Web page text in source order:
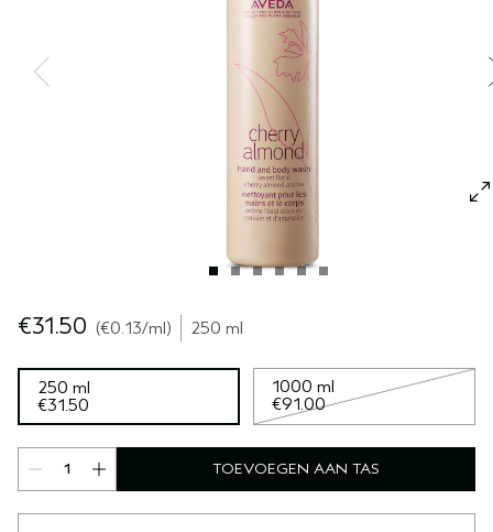
ALLE COLLECTIES
€31.50 €0.13/ml 250 ml
250 ml
€31.50
1000 ml
€91.00
TOEVOEGEN AAN TAS